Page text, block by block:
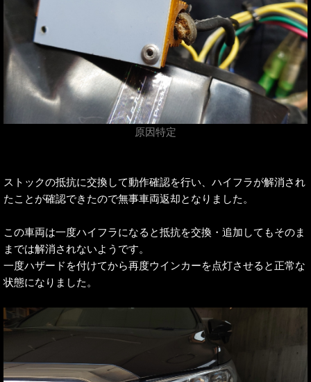
原因特定
ストックの抵抗に交換して動作確認を行い、ハイフラが解消され
たことが確認できたので無事車両返却となりました。
この車両は一度ハイフラになると抵抗を交換・追加してもそのま
までは解消されないようです。
一度ハザードを付けてから再度ウインカーを点灯させると正常な
状態になりました。